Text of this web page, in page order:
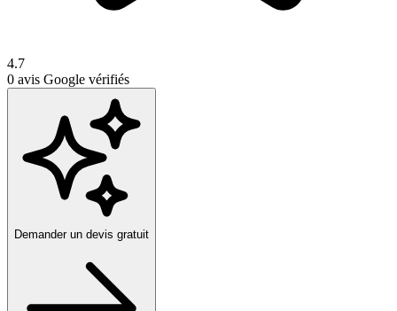
4.7
0 avis Google vérifiés
Demander un devis gratuit